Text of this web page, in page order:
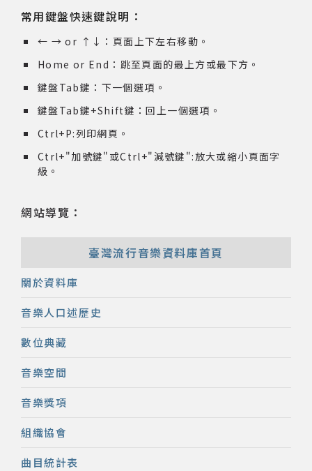
常用鍵盤快速鍵說明：
← → or ↑↓：頁面上下左右移動。
Home or End：跳至頁面的最上方或最下方。
鍵盤Tab鍵：下一個選項。
鍵盤Tab鍵+Shift鍵：回上一個選項。
Ctrl+P:列印網頁。
Ctrl+"加號鍵"或Ctrl+"減號鍵":放大或縮小頁面字
級。
網站導覽：
臺灣流行音樂資料庫首頁
關於資料庫
音樂人口述歷史
數位典藏
音樂空間
音樂獎項
組織協會
曲目統計表